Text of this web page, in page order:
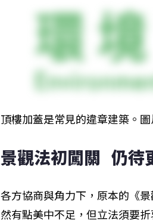
頂樓加蓋是常見的違章建築。
景觀法初闖關   仍
各方協商與角力下，原本的《
然有點美中不足，但立法須要